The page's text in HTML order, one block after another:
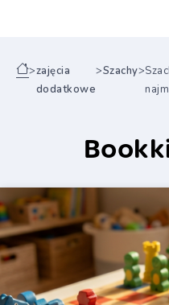
>zajęcia
dodatkowe
>Szachy>